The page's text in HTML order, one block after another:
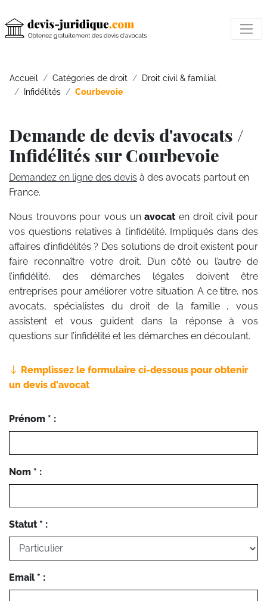
Accueil Catégories de droit
Droit civil & familial
Infidélités
Courbevoie
Demande de devis d'avocats /
Infidélités sur Courbevoie
Demandez en ligne des devis à des avocats partout en
France.
Nous trouvons pour vous unavocaten droit civil pour
vos questions relatives à l’infidélité. Impliqués dans des
affaires d’infidélités ? Des solutions de droit existent pour
faire reconnaître votre droit. D’un côté ou l’autre de
l’infidélité, des démarches légales doivent être
entreprises pour améliorer votre situation. A ce titre, nos
avocats, spécialistes du droit de la famille , vous
assistent et vous guident dans la réponse à vos
questions sur l’infidélité et les démarches en découlant.
Remplissez le formulaire ci-dessous pour obtenir
un devis d'avocat
Prénom * :
Nom * :
Statut * :
Email * :